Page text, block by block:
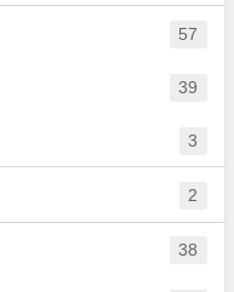
57
39
3
2
38